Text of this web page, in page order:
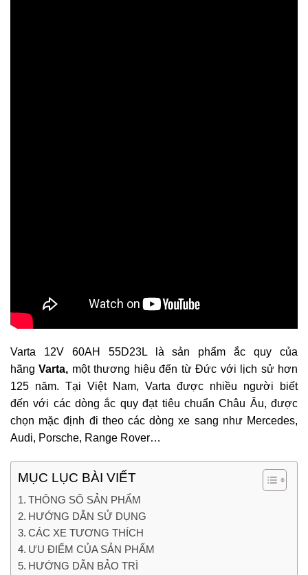
Varta 12V 60AH 55D23L là sản phẩm ắc quy của
hãngVarta, một thương hiệu đến từ Đức với lịch sử hơn
125 năm. Tại Việt Nam, Varta được nhiều người biết
đến với các dòng ắc quy đạt tiêu chuẩn Châu Âu, được
chọn mặc định đi theo các dòng xe sang như Mercedes,
Audi, Porsche, Range Rover…
MỤC LỤC BÀI VIẾT
THÔNG SỐ SẢN PHẨM
HƯỚNG DẪN SỬ DỤNG
CÁC XE TƯƠNG THÍCH
ƯU ĐIỂM CỦA SẢN PHẨM
HƯỚNG DẪN BẢO TRÌ